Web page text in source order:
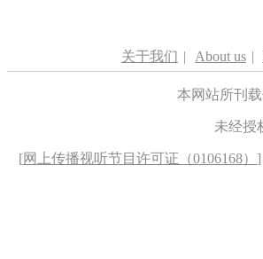
关于我们 | About us |
本网站所刊
未经授
[网上传播视听节目许可证（0106168）